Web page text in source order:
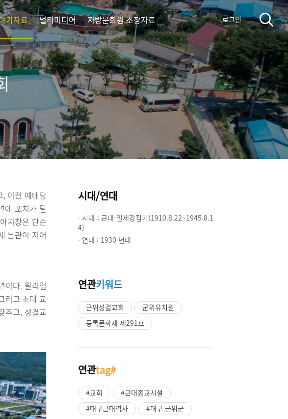
기자료 멀티미디어 지방문화원 소장자료 로그인
이전 예배당
에 포치가 달
치창은 단순
본관이 지어
이다. 윌리엄
리고 초대 교
추고, 성결교
시대/연대
· 시대 : 근대-일제강점기(1910.8.22~1945.8.1
4)
· 연대 : 1930 년대
연관키워드
군위성결교회
군위유치원
등록문화재 제291호
연관tag#
#교회
#근대종교시설
#대구근대역사
#대구 군위군